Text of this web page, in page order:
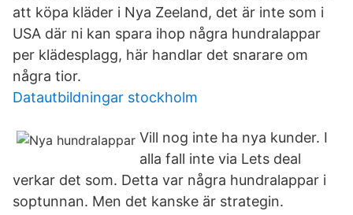
att köpa kläder i Nya Zeeland, det är inte som i
USA där ni kan spara ihop några hundralappar
per klädesplagg, här handlar det snarare om
några tior.
Datautbildningar stockholm
Vill nog inte ha nya kunder. I
alla fall inte via Lets deal
verkar det som. Detta var några hundralappar i
soptunnan. Men det kanske är strategin.